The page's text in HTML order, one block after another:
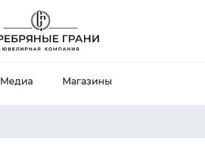
Медиа Магазины